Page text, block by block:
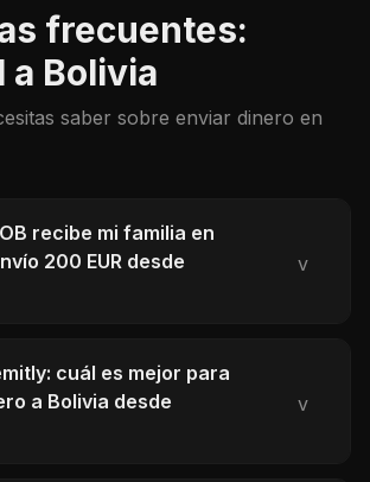
frecuentes:
a Bolivia
saber sobre enviar dinero en
recibe mi familia en
200 EUR desde
v
cuál es mejor para
a Bolivia desde
v